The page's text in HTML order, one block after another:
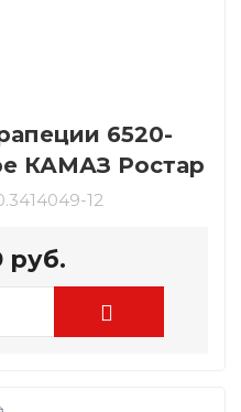
6520-
КАМАЗ Ростар
12
руб.